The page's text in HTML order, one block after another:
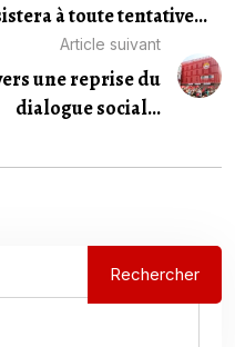
à toute tentative...
Article suivant
une reprise du
dialogue social...
Rechercher